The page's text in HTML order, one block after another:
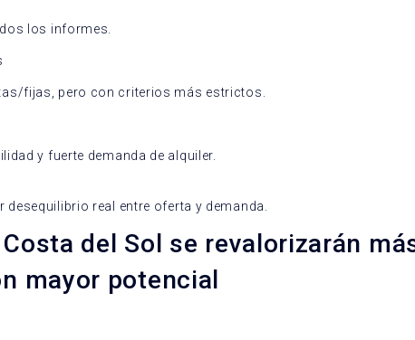
los informes.
fijas, pero con criterios más estrictos.
y fuerte demanda de alquiler.
real entre oferta y demanda.
del Sol se revalorizarán
mayor potencial